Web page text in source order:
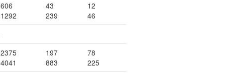
606
1292
43
239
12
46
2375
4041
197
883
78
225